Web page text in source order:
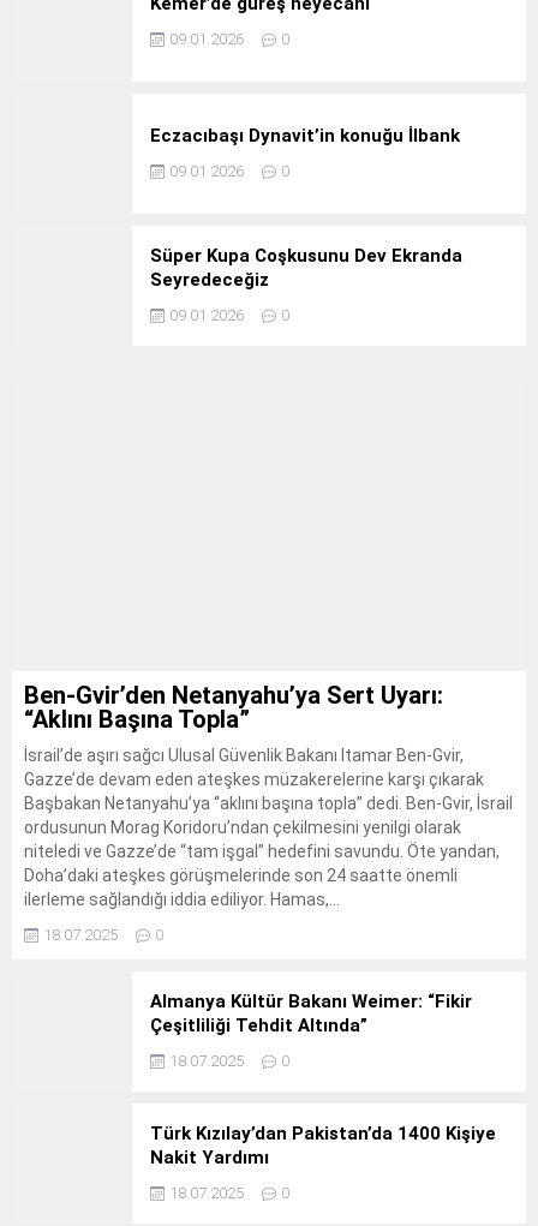
09.01.2026 0
Eczacıbaşı Dynavit’in konuğu İlbank
09.01.2026 0
Süper Kupa Coşkusunu Dev Ekranda
Seyredeceğiz
09.01.2026 0
Ben-Gvir’den Netanyahu’ya Sert Uyarı:
“Aklını Başına Topla”
İsrail’de aşırı sağcı Ulusal Güvenlik Bakanı Itamar Ben-Gvir,
Gazze’de devam eden ateşkes müzakerelerine karşı çıkarak
Başbakan Netanyahu’ya “aklını başına topla” dedi. Ben-Gvir, İsrail
ordusunun Morag Koridoru’ndan çekilmesini yenilgi olarak
niteledi ve Gazze’de “tam işgal” hedefini savundu. Öte yandan,
Doha’daki ateşkes görüşmelerinde son 24 saatte önemli
ilerleme sağlandığı iddia ediliyor. Hamas,...
18.07.2025 0
Almanya Kültür Bakanı Weimer: “Fikir
Çeşitliliği Tehdit Altında”
18.07.2025 0
Türk Kızılay’dan Pakistan’da 1400 Kişiye
Nakit Yardımı
18.07.2025 0